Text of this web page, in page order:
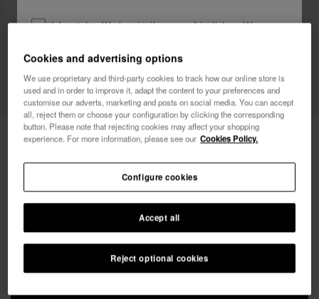
Web-Exklusiv
Havaianas Streetbag Glitter
Kostenloser Versand. Letzter Tag!
Ich möchte Werbemitteilungen auf jeglichem Wege
und akzeptiert.
Ich möchte 10% Rabatt
Cookies and advertising options
We use proprietary and third-party cookies to track how our online store is
used and in order to improve it, adapt the content to your preferences and
customise our adverts, marketing and posts on social media. You can accept
all, reject them or choose your configuration by clicking the corresponding
button. Please note that rejecting cookies may affect your shopping
experience. For more information, please see our Cookies Policy.
Reject optional cookies
Accept all
Configure cookies